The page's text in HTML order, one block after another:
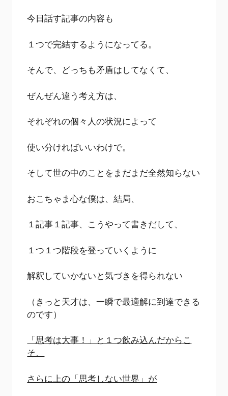
今日話す記事の内容も
１つで完結するようになってる。
そんで、どっちも矛盾はしてなくて、
ぜんぜん違う考え方は、
それぞれの個々人の状況によって
使い分ければいいわけで。
そして世の中のことをまだまだ全然知らない
おこちゃま心な僕は、結局、
１記事１記事、こうやって書きだして、
１つ１つ階段を登っていくように
解釈していかないと気づきを得られない
（きっと天才は、一瞬で最適解に到達できる
のです）
「思考は大事！」と１つ飲み込んだからこ
そ、
さらに上の「思考しない世界」が